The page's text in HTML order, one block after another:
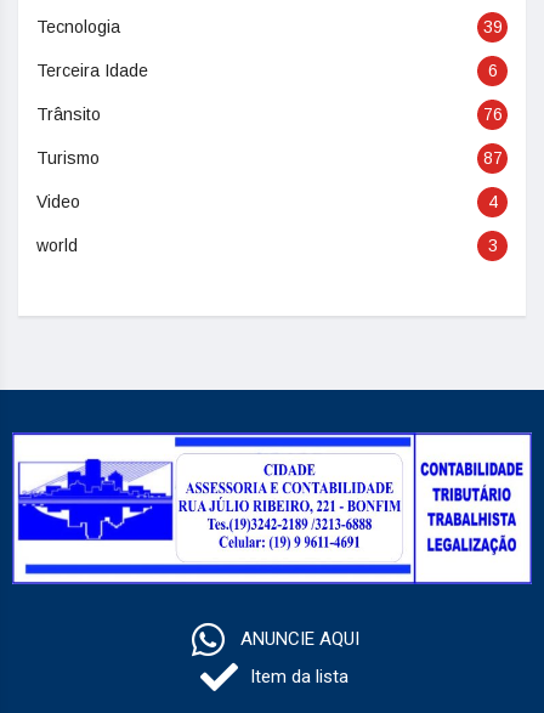
Tecnologia 39
Terceira Idade 6
Trânsito 76
Turismo 87
Video 4
world 3
ANUNCIE AQUI
Item da lista